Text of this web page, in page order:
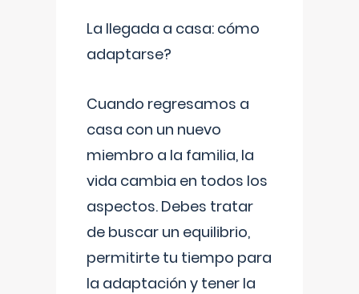
La llegada a casa: cómo
adaptarse?
Cuando regresamos a
casa con un nuevo
miembro a la familia, la
vida cambia en todos los
aspectos. Debes tratar
de buscar un equilibrio,
permitirte tu tiempo para
la adaptación y tener la